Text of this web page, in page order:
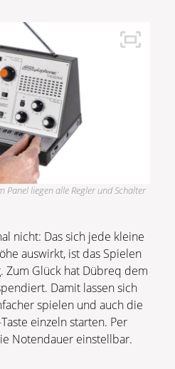
Panel liegen alle Regler und Schalter
nicht: Das sich jede kleine
auswirkt, ist das Spielen
Zum Glück hat Dübreq dem
Damit lassen sich
spielen und auch die
einzeln starten. Per
Notendauer einstellbar.